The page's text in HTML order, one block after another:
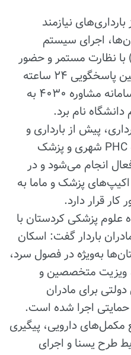
نیازمند
اجرای سیستم
با نظارت مستمر و حضور
رابطین سلامت مادر و همچنین پاسخگویی ۲۴ ساعته
کارشناسان مامایی از طریق سامانه مشاوره ۴۰۳۰ به
نام برد.
پیش از بارداری و
PHC شهری و پزشک
انجام می‌شود و در
پزشک و ماما به
قرار دارد.
علوم پزشکی کردستان با
باردار گفت: اسکان
به‌ویژه در فصول سرد،
ویزیت متخصصین و
برای مادران
اجرا شده است.
مکمل‌های دارویی، پیگیری
طرح یسنا و اجرای